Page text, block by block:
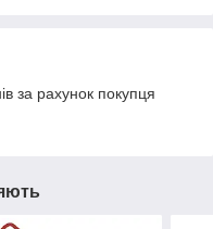
за рахунок покупця